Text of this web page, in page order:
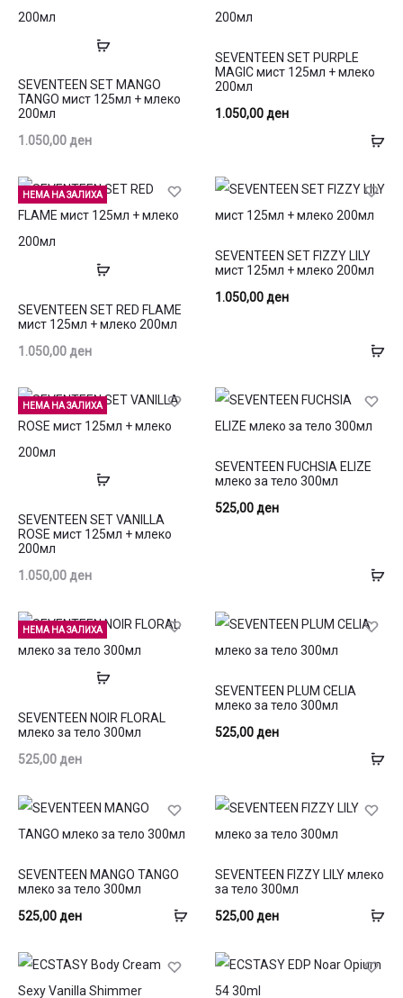
Прочитај
SEVENTEEN SET MANGO
TANGO мист 125мл + млеко
200мл
1.050,00ден
SEVENTEEN SET PURPLE
MAGIC мист 125мл + млеко
200мл
1.050,00ден
НЕМА НА ЗАЛИХА
Прочитај
SEVENTEEN SET RED FLAME
мист 125мл + млеко 200мл
1.050,00 ден
SEVENTEEN SET FIZZY LILY
мист 125мл + млеко 200мл
1.050,00ден
НЕМА НА ЗАЛИХА
Прочитај
SEVENTEEN SET VANILLA
ROSE мист 125мл + млеко
200мл
1.050,00 ден
SEVENTEEN FUCHSIA ELIZE
млеко за тело 300мл
525,00ден
НЕМА НА ЗАЛИХА
Прочитај
SEVENTEEN NOIR FLORAL
млеко за тело 300мл
525,00 ден
SEVENTEEN PLUM CELIA
млеко за тело 300мл
525,00ден
Додај
кошница
SEVENTEEN MANGO TANGO
млеко за тело 300мл
525,00ден
SEVENTEEN FIZZY LILY млеко
за тело 300мл
525,00ден